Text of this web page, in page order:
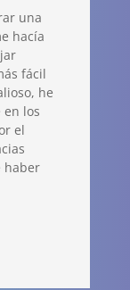
una
hacía
fácil
he
los
el
haber